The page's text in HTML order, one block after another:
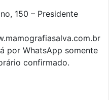
150 – Presidente
por WhatsApp somente
confirmado.